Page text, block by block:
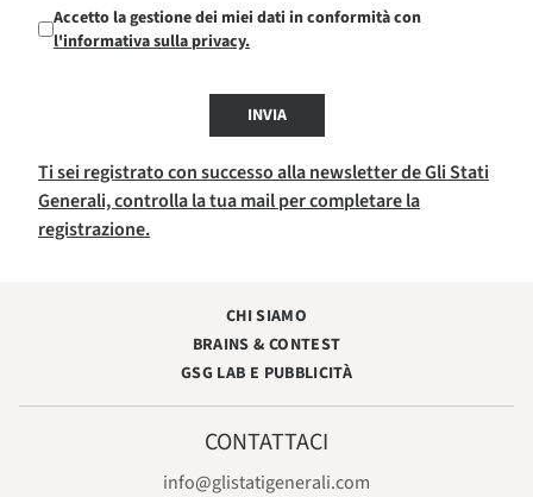
Accetto la gestione dei miei dati in conformità con
l'informativa sulla privacy.
INVIA
Ti sei registrato con successo alla newsletter de Gli Stati
Generali, controlla la tua mail per completare la
registrazione.
CHI SIAMO
BRAINS & CONTEST
GSG LAB E PUBBLICITÀ
CONTATTACI
info@glistatigenerali.com